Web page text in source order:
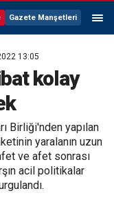
Gazete Manşetleri
13:05
kolay
Birliği'nden yapılan
yaralanın uzun
ve afet sonrası
acil politikalar